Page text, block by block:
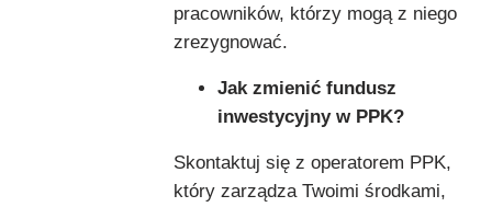
pracowników, którzy mogą z niego
zrezygnować.
Jak zmienić fundusz
inwestycyjny w PPK?
Skontaktuj się z operatorem PPK,
który zarządza Twoimi środkami,